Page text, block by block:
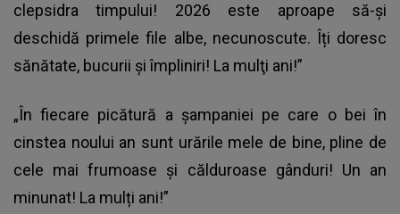
clepsidra timpului! 2026 este aproape să-şi
deschidă primele file albe, necunoscute. Îți doresc
sănătate, bucurii şi împliniri! La mulţi ani!”
„În fiecare picătură a şampaniei pe care o bei în
cinstea noului an sunt urările mele de bine, pline de
cele mai frumoase şi călduroase gânduri! Un an
minunat! La mulți ani!”